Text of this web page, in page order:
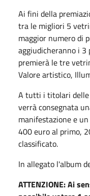
Ai fini della
tra le migliori 5
maggior numero di
aggiudicheranno i
premierà le tre
Valore artistico,
A tutti i titolari
verrà consegnata
manifestazione e
400 euro al primo,
classificato.
In allegato l'album
ATTENZIONE: Ai